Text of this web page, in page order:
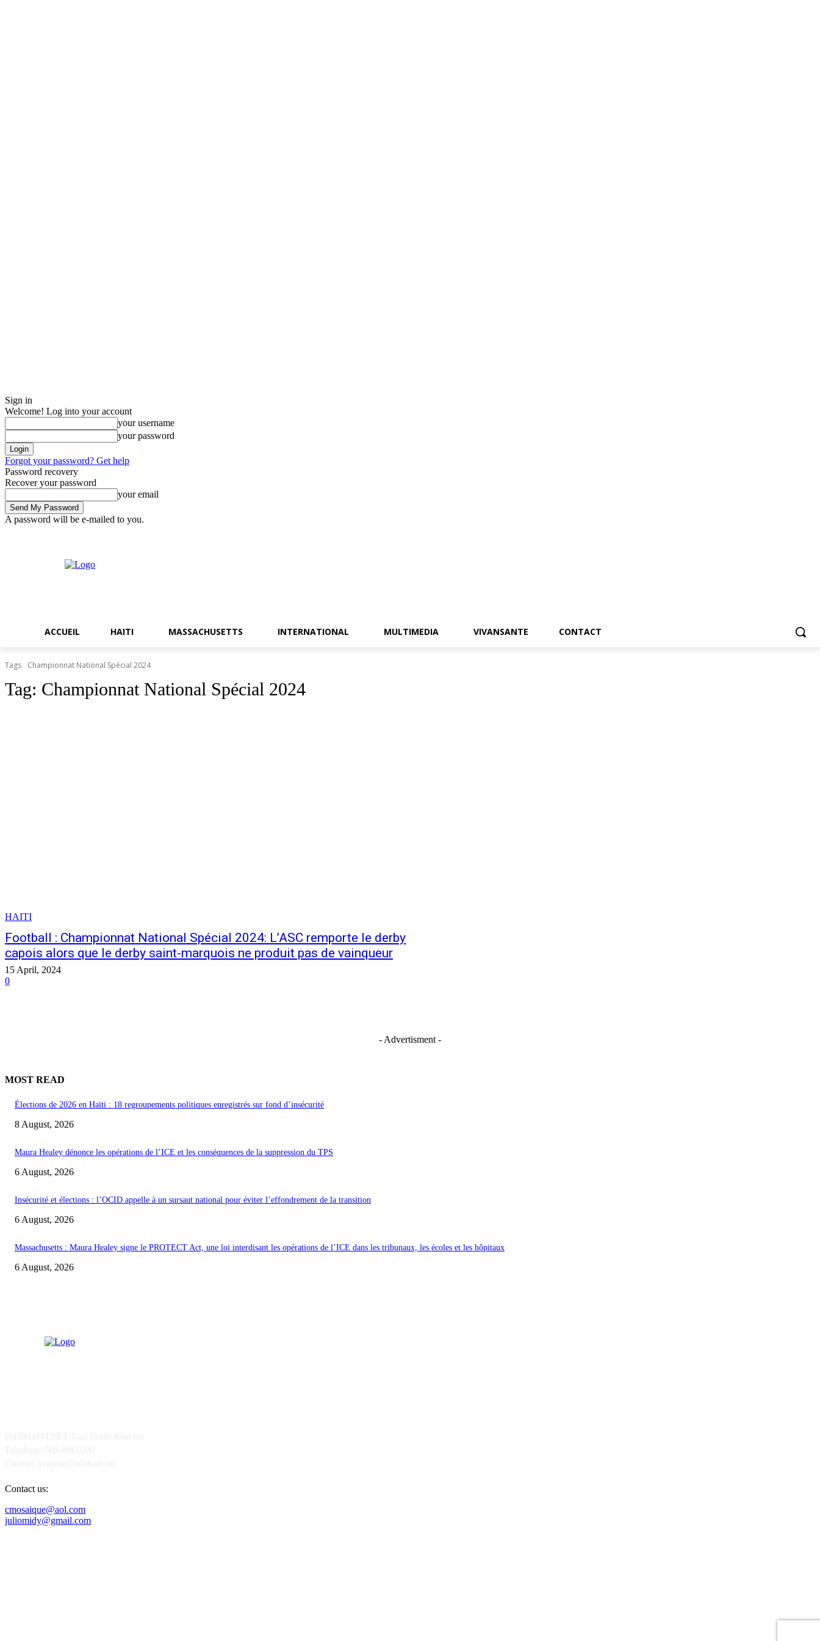
Sign in
Welcome! Log into your account
your username
your password
Forgot your password? Get help
Password recovery
Recover your password
your email
A password will be e-mailed to you.
ACCUEIL HAITI MASSACHUSETTS INTERNATIONAL MULTIMEDIA VIVANSANTE CONTACT
Tags Championnat National Spécial 2024
Tag: Championnat National Spécial 2024
HAITI
Football : Championnat National Spécial 2024: L’ASC remporte le derby
capois alors que le derby saint-marquois ne produit pas de vainqueur
15 April, 2024
0
- Advertisment -
MOST READ
Élections de 2026 en Haïti : 18 regroupements politiques enregistrés sur fond d’insécurité
8 August, 2026
Maura Healey dénonce les opérations de l’ICE et les conséquences de la suppression du TPS
6 August, 2026
Insécurité et élections : l’OCID appelle à un sursaut national pour éviter l’effondrement de la transition
6 August, 2026
Massachusetts : Maura Healey signe le PROTECT Act, une loi interdisant les opérations de l’ICE dans les tribunaux, les écoles et les hôpitaux
6 August, 2026
Contact us:
cmosaique@aol.com
juliomidy@gmail.com